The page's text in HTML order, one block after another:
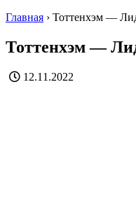
Главная › Тоттенхэм —
Тоттенхэм —
12.11.2022